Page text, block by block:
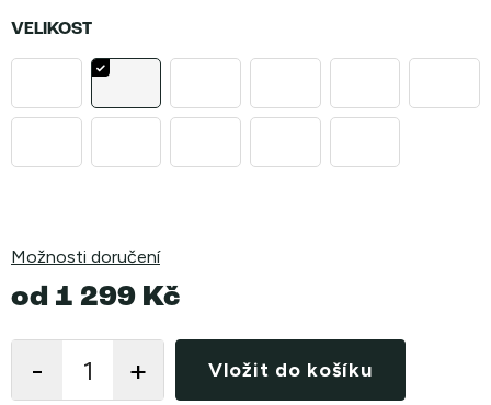
VELIKOST
Možnosti doručení
od 1 299 Kč
cena:
Vložit do košíku